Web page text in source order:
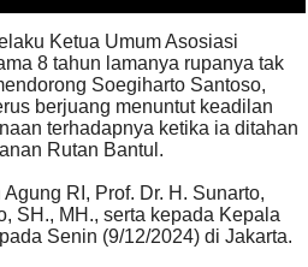
Ketua Umum Asosiasi
8 tahun lamanya rupanya tak
Soegiharto Santoso,
berjuang menuntut keadilan
terhadapnya ketika ia ditahan
Rutan Bantul.
RI, Prof. Dr. H. Sunarto,
SH., MH., serta kepada Kepala
Senin (9/12/2024) di Jakarta.